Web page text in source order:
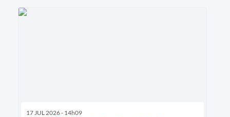
17 JUL 2026 - 14h09